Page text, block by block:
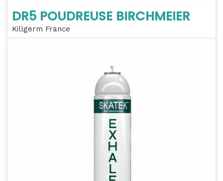
DR5 POUDREUSE BIRCHMEIER
Killgerm France